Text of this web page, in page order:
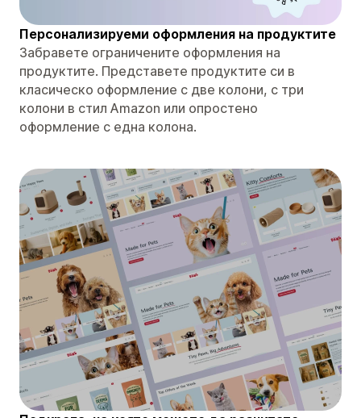
Персонализируеми оформления на продуктите
Забравете ограничените оформления на
продуктите. Представете продуктите си в
класическо оформление с две колони, с три
колони в стил Amazon или опростено
оформление с една колона.